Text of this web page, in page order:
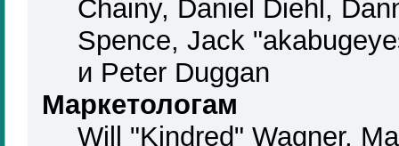
Chainy, Daniel Diehl,
Spence, Jack
и Peter Duggan
Маркетологам
Will "Kindred" Wagner,